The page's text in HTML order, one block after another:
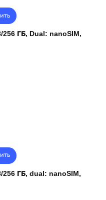
ГБ, Dual: nanoSIM,
ГБ, dual: nanoSIM,